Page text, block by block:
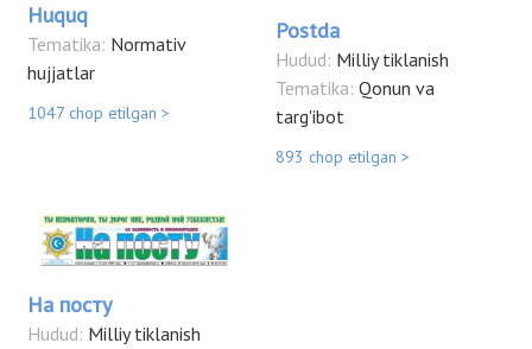
Huquq
Tematika: Normativ
hujjatlar
1047 chop etilgan >
Postda
Hudud: Milliy tiklanish
Tematika: Qonun va
targ'ibot
893 chop etilgan >
На посту
Hudud: Milliy tiklanish